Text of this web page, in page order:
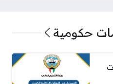
حكومية